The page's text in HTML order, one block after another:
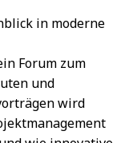
in moderne
Forum zum
und
wird